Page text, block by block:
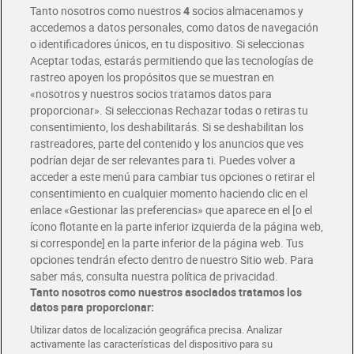
Envío gratis por compras superiores a 100€
Envío estandar por 4,99€
Glovo y Uber Eats
Solicita tu factura de Glovo o Uber Eats
Únete al CLUB Dia
Disfruta las ventajas y ofertas exclusivas.
Descárgate la APP Dia
Folletos y Tiendas
Descubre las mejores ofertas y busca tu tienda más cercana
Tarjeta MaX Dia
Te devuelve hasta 8€/mes de tus compras.
¡Solicita tu tarjeta de crédito aquí!
COMER MEJOR CADA DIA
Tanto nosotros como nuestros4socios almacenamos y
accedemos a datos personales, como datos de navegación
o identificadores únicos, en tu dispositivo. Si seleccionas
Aceptar todas, estarás permitiendo que las tecnologías de
rastreo apoyen los propósitos que se muestran en
«nosotros y nuestros socios tratamos datos para
proporcionar». Si seleccionas Rechazar todas o retiras tu
consentimiento, los deshabilitarás. Si se deshabilitan los
rastreadores, parte del contenido y los anuncios que ves
podrían dejar de ser relevantes para ti. Puedes volver a
acceder a este menú para cambiar tus opciones o retirar el
consentimiento en cualquier momento haciendo clic en el
enlace «Gestionar las preferencias» que aparece en el [o el
ícono flotante en la parte inferior izquierda de la página web,
si corresponde] en la parte inferior de la página web. Tus
opciones tendrán efecto dentro de nuestro Sitio web. Para
saber más, consulta nuestra política de privacidad.
Tanto nosotros como nuestros asociados tratamos los
datos para proporcionar:
Utilizar datos de localización geográfica precisa. Analizar
activamente las características del dispositivo para su